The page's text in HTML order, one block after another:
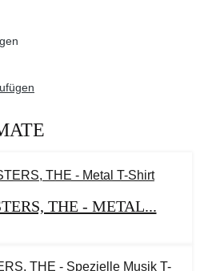
THE - METAL...